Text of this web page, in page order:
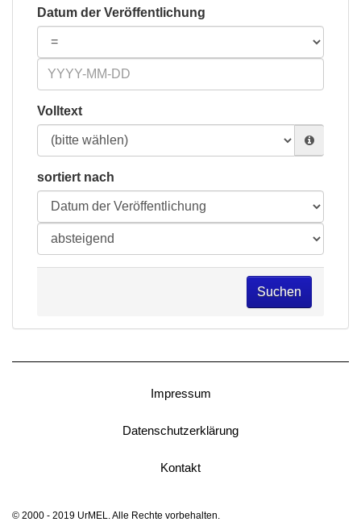
Datum der Veröffentlichung
Volltext
sortiert nach
Suchen
Impressum
Datenschutzerklärung
Kontakt
© 2000 - 2019 UrMEL. Alle Rechte vorbehalten.